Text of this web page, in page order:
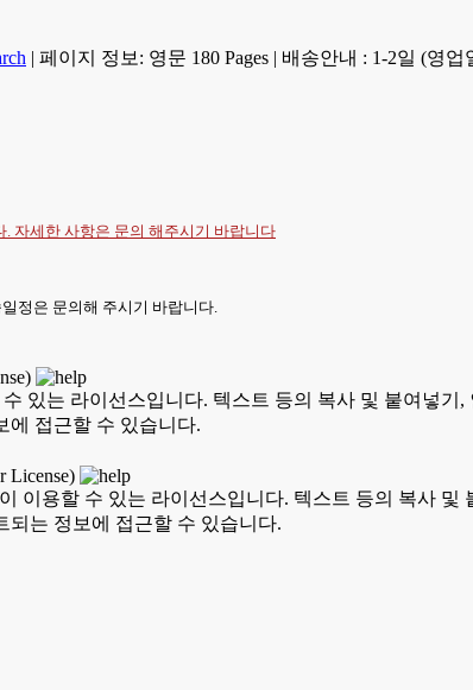
| 페이지 정보: 영문 180 Pages | 배송안내 : 1-2일 (영업
. 자세한 사항은 문의 해주시기 바랍니다
정은 문의해 주시기 바랍니다.
있는 라이선스입니다. 텍스트 등의 복사 및 붙여넣
에 접근할 수 있습니다.
License)
이용할 수 있는 라이선스입니다. 텍스트 등의 복사
되는 정보에 접근할 수 있습니다.